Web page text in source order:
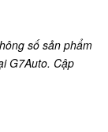
số sản phẩm
G7Auto. Cập